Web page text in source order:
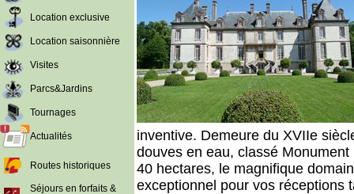
Location exclusive
Location saisonnière
Visites
Parcs&Jardins
Tournages
Actualités
Routes historiques
Séjours en forfaits &
inventive. Demeure du XVIIe
douves en eau, classé
40 hectares, le magnifique
exceptionnel pour vos réceptions